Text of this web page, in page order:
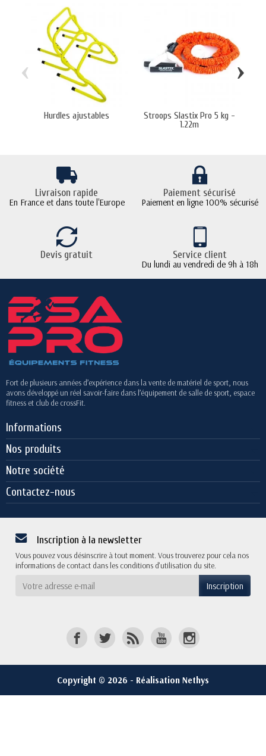
Hurdles ajustables
Stroops Slastix Pro 5 kg -
1.22m
‹ ›
Livraison rapide
En France et dans toute l'Europe
Paiement sécurisé
Paiement en ligne 100% sécurisé
Devis gratuit Service client
Du lundi au vendredi de 9h à 18h
Fort de plusieurs années d’expérience dans la vente de matériel de sport, nous
avons développé un réel savoir-faire dans l’équipement de salle de sport, espace
fitness et club de crossFit.
Informations
Nos produits
Notre société
Contactez-nous
Inscription à la newsletter
Vous pouvez vous désinscrire à tout moment. Vous trouverez pour cela nos
informations de contact dans les conditions d'utilisation du site.
Copyright © 2026 - Réalisation Nethys